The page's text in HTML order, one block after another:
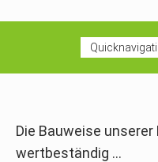
Die Bauweise
wertbeständig ...